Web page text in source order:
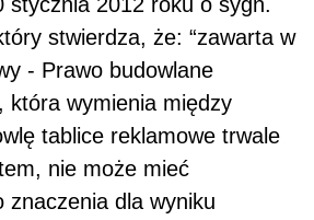
stwierdza, że: “zawarta w
- Prawo budowlane
która wymienia między
tablice reklamowe trwale
nie może mieć
znaczenia dla wyniku